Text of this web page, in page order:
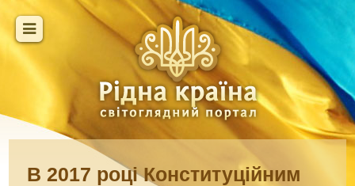
В 2017 році Конституційним